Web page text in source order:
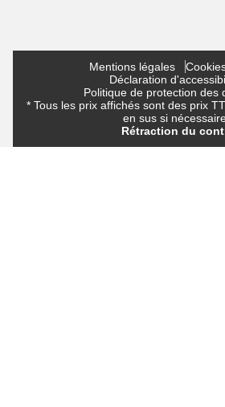
Mentions légales
Déclaration
Politique de protection des
* Tous les prix affichés sont des prix
en sus si
Rétraction du